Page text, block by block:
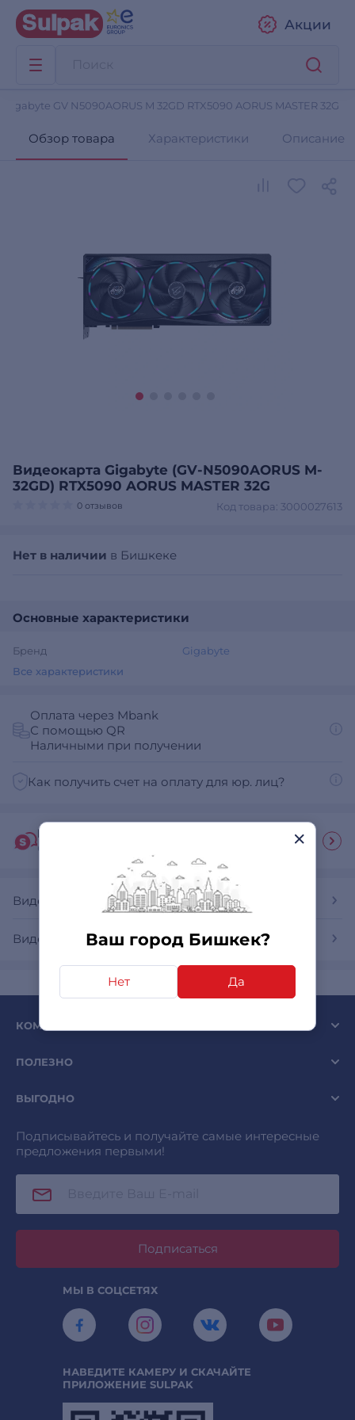
Ваш город Бишкек?
Нет Да
Акции
GV N5090AORUS M 32GD RTX5090 AORUS MASTER 32G
Обзор товара Характеристики Описание
Видеокарта Gigabyte (GV-N5090AORUS M-
32GD) RTX5090 AORUS MASTER 32G
Код товара: 3000027613
0 отзывов
Нет в наличии в Бишкеке
Основные характеристики
Бренд
Gigabyte
Все характеристики
Оплата через Mbank
С помощью QR
Наличными при получении
Как получить счет на оплату для юр. лиц?
Гид покупателя
Ответы на часто задаваемые вопросы
Видеокарты
Видеокарты Gigabyte
КОМПАНИЯ SULPAK
ПОЛЕЗНО
ВЫГОДНО
Подписывайтесь и получайте самые интересные
предложения первыми!
Подписаться
МЫ В СОЦСЕТЯХ
НАВЕДИТЕ КАМЕРУ И СКАЧАЙТЕ
ПРИЛОЖЕНИЕ SULPAK